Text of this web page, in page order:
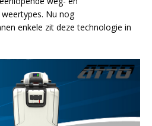
Nu nog
enkele zit deze technologie in